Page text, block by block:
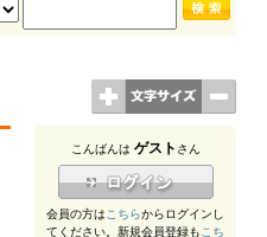
こんばんは ゲスト さん
会員の方はこちらからログインし
てください。新規会員登録もこち